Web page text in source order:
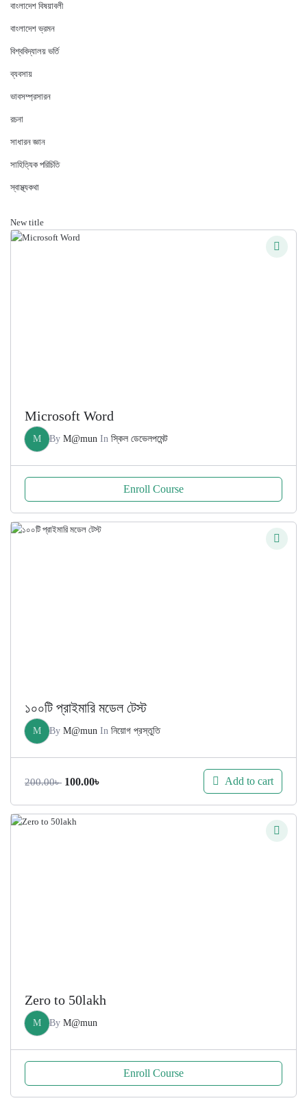
বাংলাদেশ বিষয়াবলী
বাংলাদেশ ভ্রমন
বিশ্ববিদ্যালয় ভর্তি
ব্যবসায়
ভাবসম্প্রসারন
রচনা
সাধারন জ্ঞান
সাহিত্যিক পরিচিতি
স্বাস্থ্যকথা
New title
Microsoft Word
M By M@mun In স্কিল ডেভেলপমেন্ট
Enroll Course
১০০টি প্রাইমারি মডেল টেস্ট
M By M@mun In নিয়োগ প্রস্তুতি
200.00৳ Original
was:
100.00৳
is:
Add to cart
Zero to 50lakh
M By M@mun
Enroll Course